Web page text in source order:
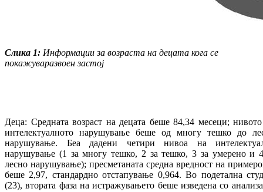
Слика 1: Информации за возраста на децата кога се
покажуваразвоензастој
Деца: Средната возраст на децата беше 84,34 месеци;
интелектуалното нарушување беше од многу тешко до
нарушување. Беа дадени четири нивоа на
нарушување (1 за многу тешко, 2 за тешко, 3 за умерено и
лесно нарушување); пресметаната средна вредност на
беше 2,97, стандардно отстапување 0,964. Во подетална
(23), втората фаза на истражувањето беше изведена со